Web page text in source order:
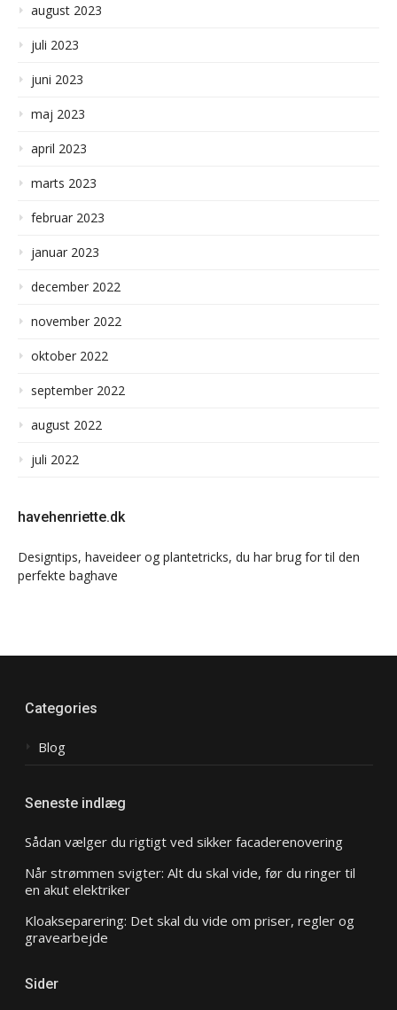
august 2023
juli 2023
juni 2023
maj 2023
april 2023
marts 2023
februar 2023
januar 2023
december 2022
november 2022
oktober 2022
september 2022
august 2022
juli 2022
havehenriette.dk
Designtips, haveideer og plantetricks, du har brug for til den
perfekte baghave
Categories
Blog
Seneste indlæg
Sådan vælger du rigtigt ved sikker facaderenovering
Når strømmen svigter: Alt du skal vide, før du ringer til
en akut elektriker
Kloakseparering: Det skal du vide om priser, regler og
gravearbejde
Sider